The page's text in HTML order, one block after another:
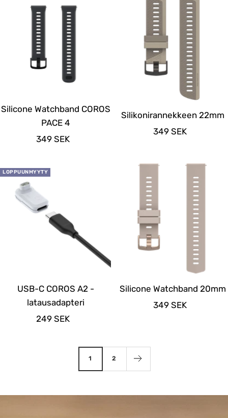
Silicone Watchband COROS
PACE 4
Alennushinta
349 SEK
Silikonirannekkeen 22mm
Alennushinta
349 SEK
LOPPUUNMYYTY
USB-C COROS A2 -
latausadapteri
Alennushinta
249 SEK
Silicone Watchband 20mm
Alennushinta
349 SEK
1 2